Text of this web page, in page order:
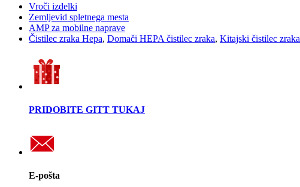
Vroči izdelki
Zemljevid spletnega mesta
AMP za mobilne naprave
Čistilec zraka Hepa, Domači HEPA čistilec zraka, Kitajski čistilec zraka
PRIDOBITE GITT TUKAJ
E-pošta